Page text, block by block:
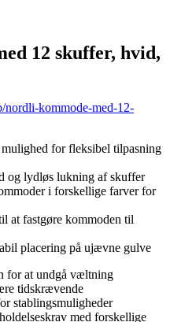
12 skuffer, hvid,
nordli-kommode-med-12-
for fleksibel tilpasning
og lydløs lukning af skuffer
i forskellige farver for
at fastgøre kommoden til
placering på ujævne gulve
for at undgå væltning
tidskrævende
stablingsmuligheder
med forskellige